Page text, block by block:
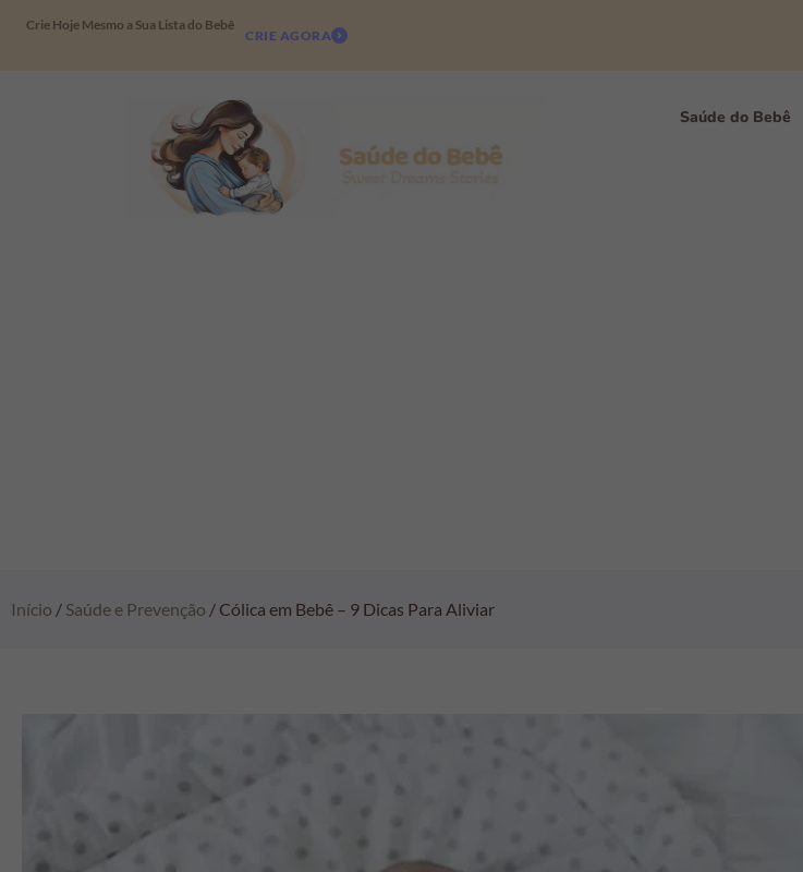
Crie Hoje Mesmo a Sua Lista do Bebê
CRIE AGORA
Saúde do Bebê
Início / Saúde e Prevenção / Cólica em Bebê – 9 Dicas Para Aliviar